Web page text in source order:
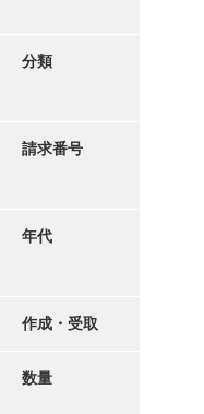
写真・絵はがき
近代刊行写真帳類
分類
請求番号
年代
作成・受取
数量